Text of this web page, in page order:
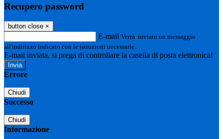
Recupero password
button close ×
E-mail Verrà inviato un messaggio
all'indirizzo indicato con le istruzioni necessarie.
E-mail inviata, si prega di controllare la casella di posta elettronica!
Errore
Chiudi
Successo
Chiudi
Informazione